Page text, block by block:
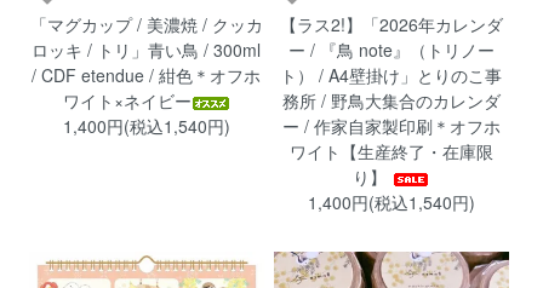
「マグカップ / 美濃焼 / クッカ
ロッキ / トリ」青い鳥 / 300ml
/ CDF etendue / 紺色＊オフホ
ワイト×ネイビー
1,400円(税込1,540円)
【ラス2!】「2026年カレンダ
ー / 『鳥 note』（トリノー
ト） / A4壁掛け」とりのこ事
務所 / 野鳥大集合のカレンダ
ー / 作家自家製印刷＊オフホ
ワイト【生産終了・在庫限
り】
1,400円(税込1,540円)